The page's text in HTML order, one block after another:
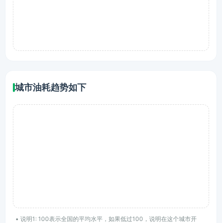
城市油耗趋势如下
• 说明1: 100表示全国的平均水平，如果低过100，说明在这个城市开